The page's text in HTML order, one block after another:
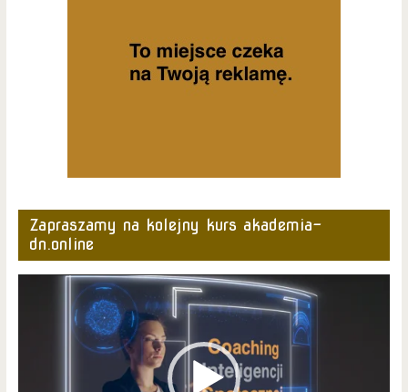
Zapraszamy na kolejny kurs akademia-
dn.online
Odtwarzacz